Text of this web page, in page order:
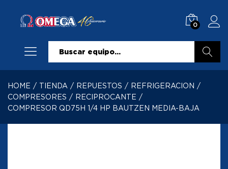
0
HOME / TIENDA / REPUESTOS / REFRIGERACION /
COMPRESORES / RECIPROCANTE /
COMPRESOR QD75H 1/4 HP BAUTZEN MEDIA-BAJA